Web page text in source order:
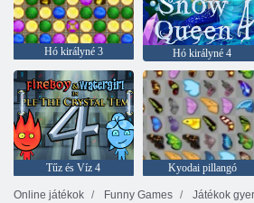
Hó királyné 3 Hó királyné 4
Tűz és Víz 4 Kyodai pillangó
Online játékok
Funny Games Játékok